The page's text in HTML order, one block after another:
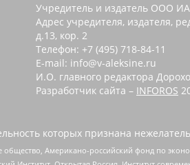
Учредитель и издатель ООО
Адрес учредителя, издателя,
д.13, кор. 2
Телефон: +7 (495) 718-84-11
E-mail: info@v-aleksine.ru
И.О. главного редактора
Разработчик сайта – INFOROS
которых признана
Американо-российский фонд по